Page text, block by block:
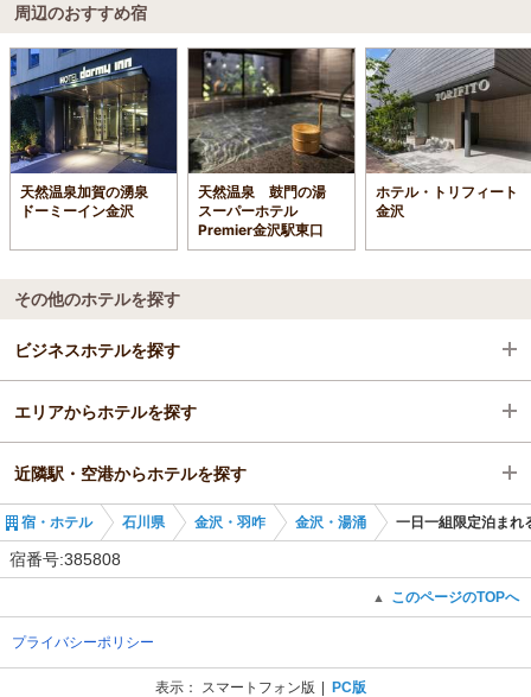
周辺のおすすめ宿
天然温泉加賀の湧泉
ドーミーイン金沢
天然温泉 鼓門の湯
スーパーホテル
Premier金沢駅東口
ホテル・トリフィート
金沢
その他のホテルを探す
ビジネスホテルを探す
石川県
金沢・羽咋
金沢・湯涌
エリアからホテルを探す
石川県
金沢・羽咋
近隣駅・空港からホテルを探す
北鉄金沢駅
宿・ホテル 石川県 金沢・羽咋 金沢・湯涌 一日一組限定泊ま
宿番号:385808
▲ このページのTOPへ
プライバシーポリシー
表示： スマートフォン版 PC版